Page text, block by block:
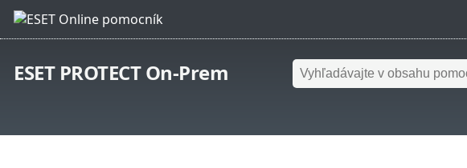
ESET PROTECT On-Prem